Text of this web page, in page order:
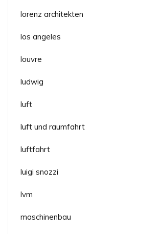
lorenz architekten
los angeles
louvre
ludwig
luft
luft und raumfahrt
luftfahrt
luigi snozzi
lvm
maschinenbau